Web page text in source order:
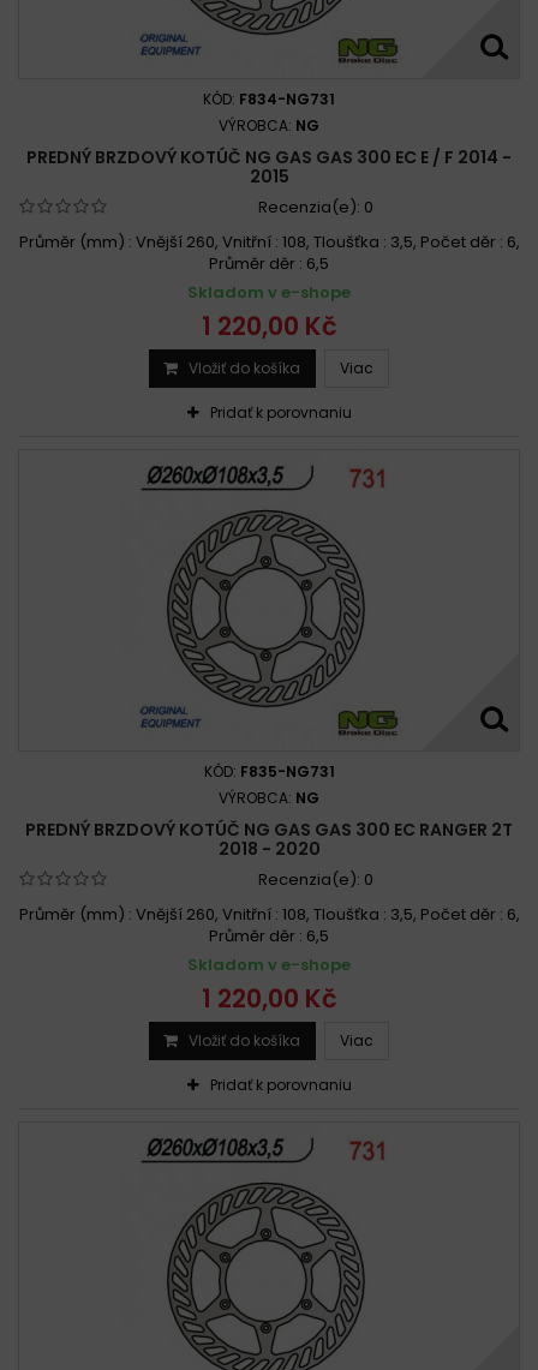
KÓD: F834-NG731
VÝROBCA: NG
PREDNÝ BRZDOVÝ KOTÚČ NG GAS GAS 300 EC E / F 2014 -
2015
Recenzia(e): 0
Průměr (mm) : Vnější 260, Vnitřní : 108, Tloušťka : 3,5, Počet děr : 6,
Průměr děr : 6,5
Skladom v e-shope
1 220,00 Kč
Vložiť do košíka Viac
Pridať k porovnaniu
KÓD: F835-NG731
VÝROBCA: NG
PREDNÝ BRZDOVÝ KOTÚČ NG GAS GAS 300 EC RANGER 2T
2018 - 2020
Recenzia(e): 0
Průměr (mm) : Vnější 260, Vnitřní : 108, Tloušťka : 3,5, Počet děr : 6,
Průměr děr : 6,5
Skladom v e-shope
1 220,00 Kč
Vložiť do košíka Viac
Pridať k porovnaniu